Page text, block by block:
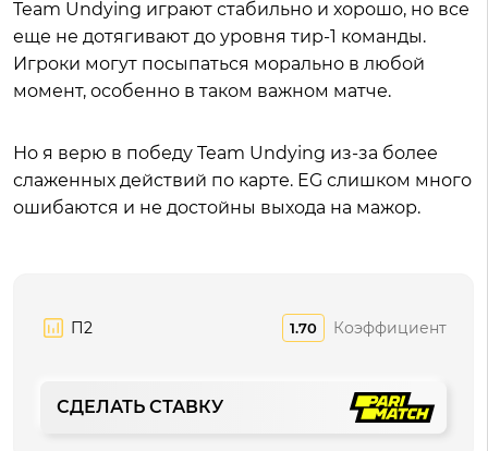
Team Undying играют стабильно и хорошо, но все
еще не дотягивают до уровня тир-1 команды.
Игроки могут посыпаться морально в любой
момент, особенно в таком важном матче.
Но я верю в победу Team Undying из-за более
слаженных действий по карте. EG слишком много
ошибаются и не достойны выхода на мажор.
П2 1.70 Коэффициент
СДЕЛАТЬ СТАВКУ